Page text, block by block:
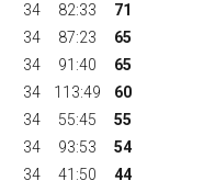
34 82:33
71
34 87:23
65
34 91:40
65
34 113:49
60
34 55:45
55
34 93:53
54
34 41:50
44